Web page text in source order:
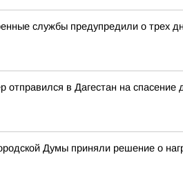
службы предупредили о трех
отправился в Дагестан на
Думы приняли решение о